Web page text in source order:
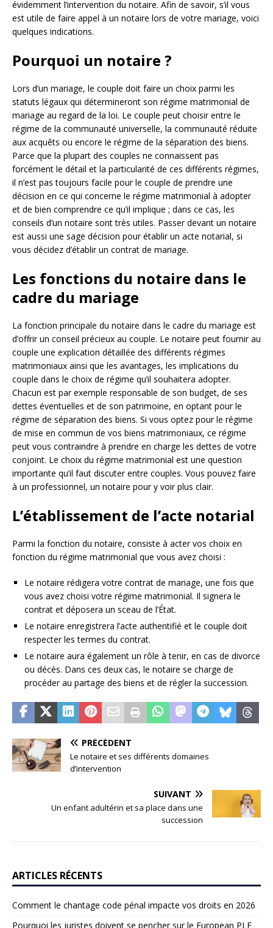
évidemment l’intervention du notaire. Afin de savoir, s’il vous
est utile de faire appel à un notaire lors de votre mariage, voici
quelques indications.
Pourquoi un notaire ?
Lors d’un mariage, le couple doit faire un choix parmi les
statuts légaux qui détermineront son régime matrimonial de
mariage au regard de la loi. Le couple peut choisir entre le
régime de la communauté universelle, la communauté réduite
aux acquêts ou encore le régime de la séparation des biens.
Parce que la plupart des couples ne connaissent pas
forcément le détail et la particularité de ces différents régimes,
il n’est pas toujours facile pour le couple de prendre une
décision en ce qui concerne le régime matrimonial à adopter
et de bien comprendre ce qu’il implique ; dans ce cas, les
conseils d’un notaire sont très utiles. Passer devant un notaire
est aussi une sage décision pour établir un acte notarial, si
vous décidez d’établir un contrat de mariage.
Les fonctions du notaire dans le
cadre du mariage
La fonction principale du notaire dans le cadre du mariage est
d’offrir un conseil précieux au couple. Le notaire peut fournir au
couple une explication détaillée des différents régimes
matrimoniaux ainsi que les avantages, les implications du
couple dans le choix de régime qu’il souhaitera adopter.
Chacun est par exemple responsable de son budget, de ses
dettes éventuelles et de son patrimoine, en optant pour le
régime de séparation des biens. Si vous optez pour le régime
de mise en commun de vos biens matrimoniaux, ce régime
peut vous contraindre à prendre en charge les dettes de votre
conjoint. Le choix du régime matrimonial est une question
importante qu’il faut discuter entre couples. Vous pouvez faire
à un professionnel, un notaire pour y voir plus clair.
L’établissement de l’acte notarial
Parmi la fonction du notaire, consiste à acter vos choix en
fonction du régime matrimonial que vous avez choisi :
Le notaire rédigera votre contrat de mariage, une fois que
vous avez choisi votre régime matrimonial. Il signera le
contrat et déposera un sceau de l’État.
Le notaire enregistrera l’acte authentifié et le couple doit
respecter les termes du contrat.
Le notaire aura également un rôle à tenir, en cas de divorce
ou décès. Dans ces deux cas, le notaire se charge de
procéder au partage des biens et de régler la succession.
PRÉCÉDENT
Le notaire et ses différents domaines
d’intervention
SUIVANT
Un enfant adultérin et sa place dans une
succession
ARTICLES RÉCENTS
Comment le chantage code pénal impacte vos droits en 2026
Pourquoi les juristes doivent se pencher sur le European PLF